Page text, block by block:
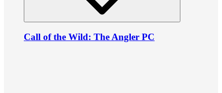
Call of the Wild: The Angler PC